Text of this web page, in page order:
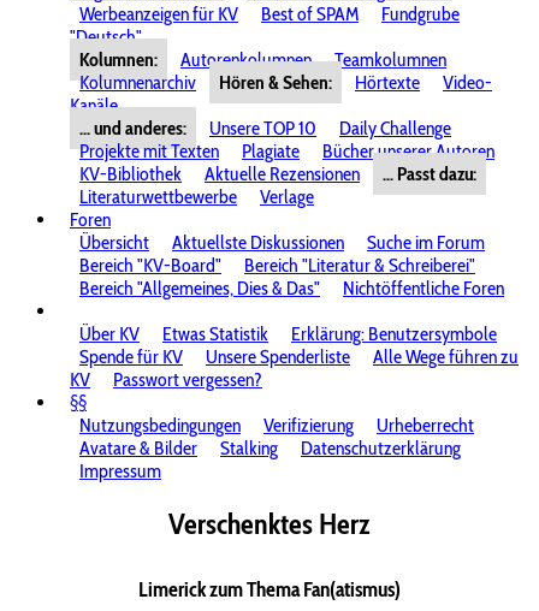
Werbeanzeigen für KV
Best of SPAM
Fundgrube
"Deutsch"
Kolumnen:
Autorenkolumnen
Teamkolumnen
Kolumnenarchiv
Hören & Sehen: Hörtexte
Video-
Kanäle
... und anderes:
Unsere TOP 10
Daily Challenge
Projekte mit Texten
Plagiate
Bücher unserer Autoren
KV-Bibliothek
Aktuelle Rezensionen
... Passt dazu:
Literaturwettbewerbe
Verlage
Foren
Übersicht
Aktuellste Diskussionen
Suche im Forum
Bereich "KV-Board"
Bereich "Literatur & Schreiberei"
Bereich "Allgemeines, Dies & Das"
Nichtöffentliche Foren
Über KV
Etwas Statistik
Erklärung: Benutzersymbole
Spende für KV
Unsere Spenderliste
Alle Wege führen zu
KV
Passwort vergessen?
§§
Nutzungsbedingungen
Verifizierung
Urheberrecht
Avatare & Bilder
Stalking
Datenschutzerklärung
Impressum
Verschenktes Herz
Limerick zum Thema Fan(atismus)